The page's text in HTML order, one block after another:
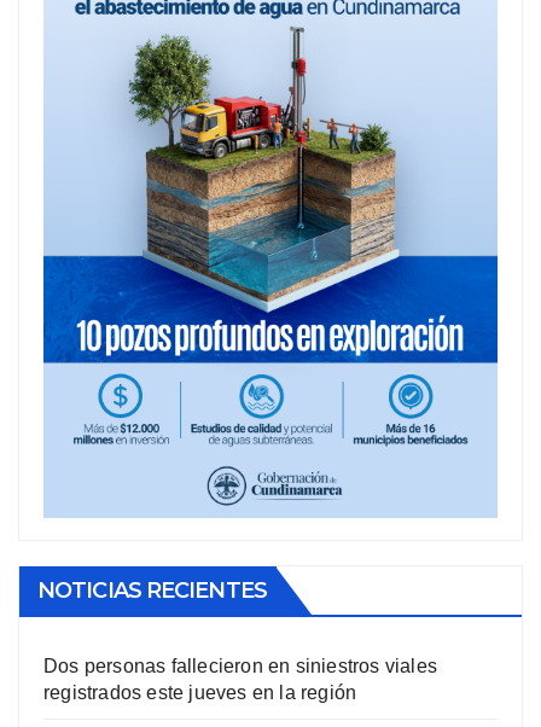
NOTICIAS RECIENTES
Dos personas fallecieron en siniestros viales
registrados este jueves en la región